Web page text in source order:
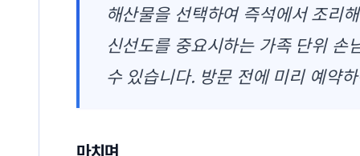
해산물을 선택하여 즉석에서 조리
신선도를 중요시하는 가족 단위 손
수 있습니다. 방문 전에 미리 예약
마치며